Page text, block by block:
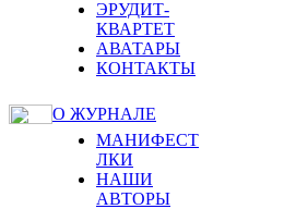
ЭРУДИТ-
КВАРТЕТ
АВАТАРЫ
КОНТАКТЫ
О ЖУРНАЛЕ
МАНИФЕСТ
ЛКИ
НАШИ
АВТОРЫ